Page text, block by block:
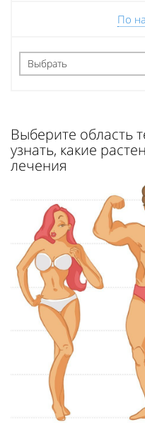
По
Выбрать
Выберите область
узнать, какие
лечения